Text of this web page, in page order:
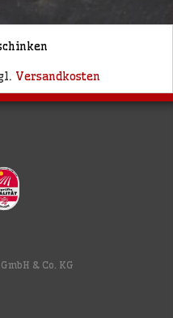
Versandkosten
& Co. KG